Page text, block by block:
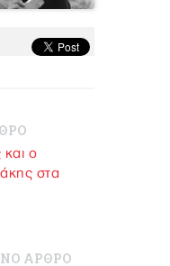
ο
στα
ΑΡΘΡΟ